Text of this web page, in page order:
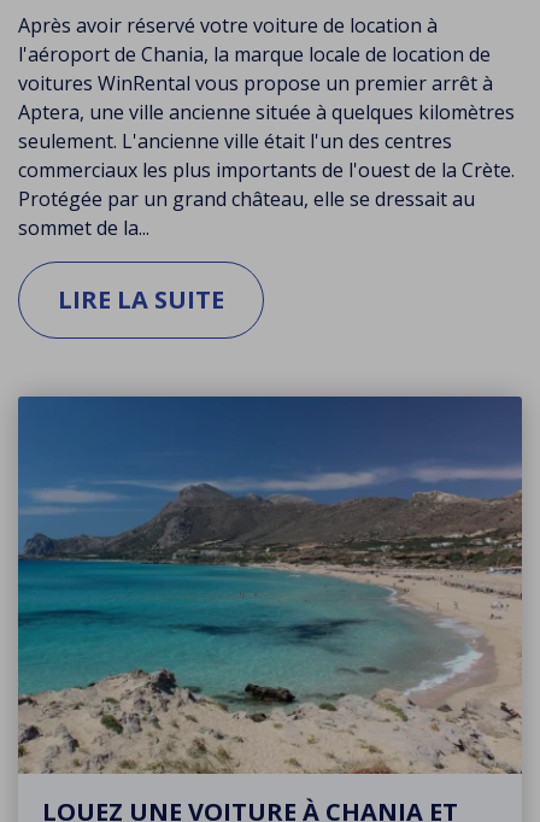
Après avoir réservé votre voiture de location à
l'aéroport de Chania, la marque locale de location de
voitures WinRental vous propose un premier arrêt à
Aptera, une ville ancienne située à quelques kilomètres
seulement. L'ancienne ville était l'un des centres
commerciaux les plus importants de l'ouest de la Crète.
Protégée par un grand château, elle se dressait au
sommet de la...
LIRE LA SUITE
LOUEZ UNE VOITURE À CHANIA ET